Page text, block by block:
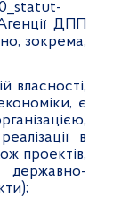
ДПП
зокрема,
власності,
є
в
проектів,